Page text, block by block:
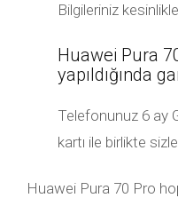
Bilgileriniz
Huawei Pura
yapıldığında
Telefonunuz 6 ay
kartı ile birlikte
Huawei Pura 70 Pro